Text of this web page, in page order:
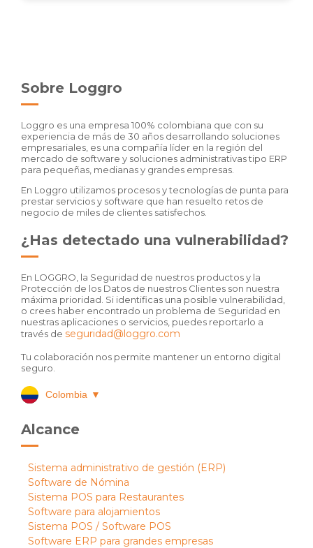
Sobre Loggro
Loggro es una empresa 100% colombiana que con su
experiencia de más de 30 años desarrollando soluciones
empresariales, es una compañía líder en la región del
mercado de software y soluciones administrativas tipo ERP
para pequeñas, medianas y grandes empresas.
En Loggro utilizamos procesos y tecnologías de punta para
prestar servicios y software que han resuelto retos de
negocio de miles de clientes satisfechos.
¿Has detectado una vulnerabilidad?
En LOGGRO, la Seguridad de nuestros productos y la
Protección de los Datos de nuestros Clientes son nuestra
máxima prioridad. Si identificas una posible vulnerabilidad,
o crees haber encontrado un problema de Seguridad en
nuestras aplicaciones o servicios, puedes reportarlo a
través de seguridad@loggro.com
Tu colaboración nos permite mantener un entorno digital
seguro.
Colombia ▼
Alcance
Sistema administrativo de gestión (ERP)
Software de Nómina
Sistema POS para Restaurantes
Software para alojamientos
Sistema POS / Software POS
Software ERP para grandes empresas